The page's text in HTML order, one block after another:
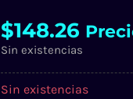
$148.26
Sin existencias
Sin existencias